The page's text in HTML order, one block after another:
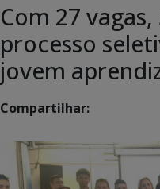
Com 27
processo
jovem
Compartilhar: